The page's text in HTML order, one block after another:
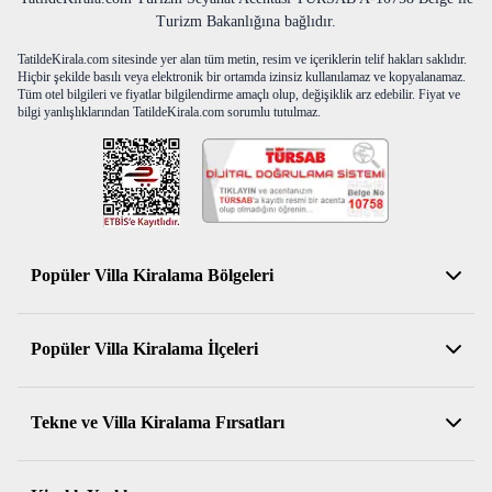
-Temizlik ücreti olarak 1500 TL alınmaktadır.
ORGANİZASYONU YAPABİLİRİZ..
Turizm Bakanlığına bağlıdır.
TatildeKirala.com sitesinde yer alan tüm metin, resim ve içeriklerin telif hakları saklıdır.
Hiçbir şekilde basılı veya elektronik bir ortamda izinsiz kullanılamaz ve kopyalanamaz.
Tüm otel bilgileri ve fiyatlar bilgilendirme amaçlı olup, değişiklik arz edebilir. Fiyat ve
bilgi yanlışlıklarından TatildeKirala.com sorumlu tutulmaz.
Popüler Villa Kiralama Bölgeleri
Antalya Kiralık Villa
Muğla Kiralık Villa
Aydın Kiralık Villa
İzmir Kiralık Villa
Balıkesir Kiralık Villa
Popüler Villa Kiralama İlçeleri
Kemer Kiralık Villa
Serik Kiralık Villa
Konyaaltı Kiralık Villa
Tekne ve Villa Kiralama Fırsatları
Muhafazakar Kiralık Villalar